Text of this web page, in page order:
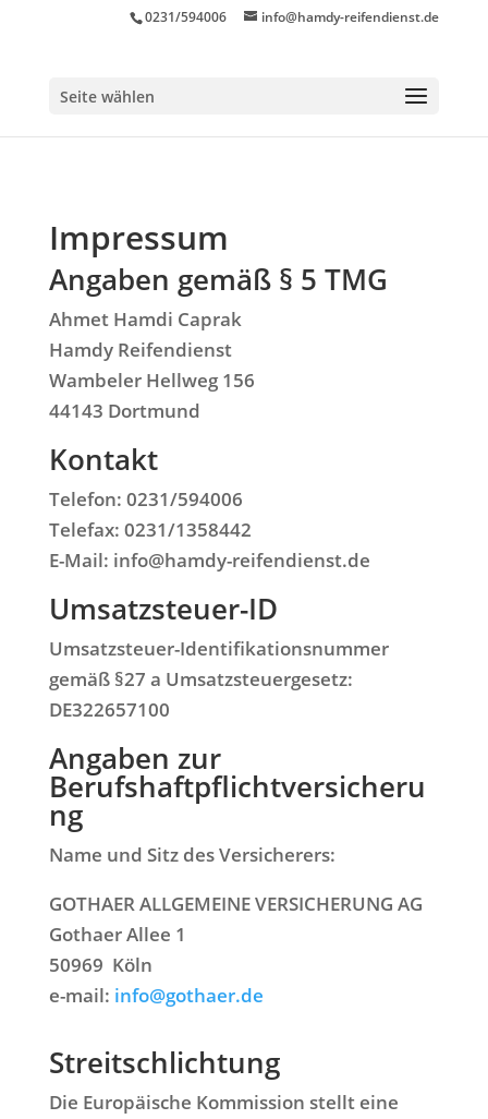
0231/594006 info@hamdy-reifendienst.de
Seite wählen
Impressum
Angaben gemäß § 5 TMG
Ahmet Hamdi Caprak
Hamdy Reifendienst
Wambeler Hellweg 156
44143 Dortmund
Kontakt
Telefon: 0231/594006
Telefax: 0231/1358442
E-Mail: info@hamdy-reifendienst.de
Umsatzsteuer-ID
Umsatzsteuer-Identifikationsnummer
gemäß §27 a Umsatzsteuergesetz:
DE322657100
Angaben zur
Berufshaftpflichtversicheru
ng
Name und Sitz des Versicherers:
GOTHAER ALLGEMEINE VERSICHERUNG AG
Gothaer Allee 1
50969 Köln
e-mail: info@gothaer.de
Streitschlichtung
Die Europäische Kommission stellt eine